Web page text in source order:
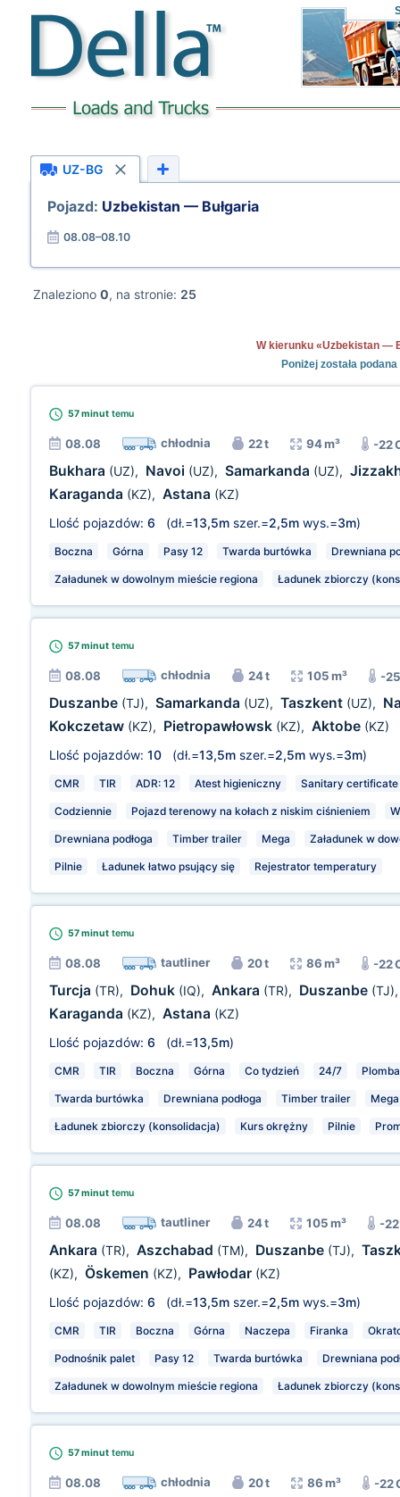
UZ-BG
Pojazd: Uzbekistan — Bułgaria
08.08–08.10
Znaleziono 0, na stronie: 25
W kierunku «Uzbekistan —
Poniżej została
57 minut temu
08.08 chłodnia 22 t 94 m³ -22
Bukhara (UZ), Navoi (UZ), Samarkanda (UZ),
Karaganda (KZ), Astana (KZ)
Llość pojazdów: 6 (dł.=13,5m szer.=2,5m wys.=3m)
Boczna Górna Pasy 12 Twarda burtówka Drewniana
Załadunek w dowolnym mieście regiona Ładunek zbiorczy
57 minut temu
08.08 chłodnia 24 t 105 m³ -
Duszanbe (TJ), Samarkanda (UZ), Taszkent (UZ),
Kokczetaw (KZ), Pietropawłowsk (KZ), Aktobe (KZ)
Llość pojazdów: 10 (dł.=13,5m szer.=2,5m wys.=3m)
CMR TIR ADR: 12 Atest higieniczny Sanitary certificate
Codziennie Pojazd terenowy na kołach z niskim ciśnieniem
Drewniana podłoga Timber trailer Mega Załadunek w
Pilnie Ładunek łatwo psujący się Rejestrator temperatury
57 minut temu
08.08 tautliner 20 t 86 m³ -22
Turcja (TR), Dohuk (IQ), Ankara (TR), Duszanbe (TJ)
Karaganda (KZ), Astana (KZ)
Llość pojazdów: 6 (dł.=13,5m)
CMR TIR Boczna Górna Co tydzień 24/7 Plomba
Twarda burtówka Drewniana podłoga Timber trailer Mega
Ładunek zbiorczy (konsolidacja) Kurs okrężny Pilnie
57 minut temu
08.08 tautliner 24 t 105 m³ -
Ankara (TR), Aszchabad (TM), Duszanbe (TJ),
(KZ), Öskemen (KZ), Pawłodar (KZ)
Llość pojazdów: 6 (dł.=13,5m szer.=2,5m wys.=3m)
CMR TIR Boczna Górna Naczepa Firanka
Podnośnik palet Pasy 12 Twarda burtówka Drewniana
Załadunek w dowolnym mieście regiona Ładunek zbiorczy
57 minut temu
08.08 chłodnia 20 t 86 m³ -22